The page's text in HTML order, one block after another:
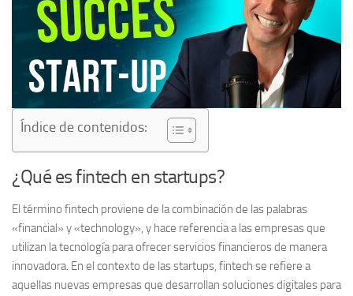
Índice de contenidos:
¿Qué es fintech en startups?
El término fintech proviene de la combinación de las palabras
«financial» y «technology», y hace referencia a las empresas que
utilizan la tecnología para ofrecer servicios financieros de manera
innovadora. En el contexto de lasstartups, fintech se refiere a
aquellas nuevas empresas que desarrollan soluciones digitales para